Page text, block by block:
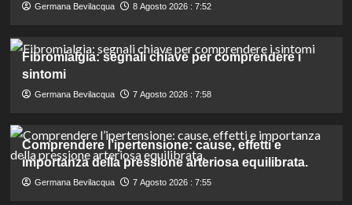
Germana Bevilacqua 8 Agosto 2026 : 7:52
Fibromialgia: segnali chiave per comprendere i
sintomi
Germana Bevilacqua 7 Agosto 2026 : 7:58
Comprendere l’ipertensione: cause, effetti e
importanza della pressione arteriosa equilibrata.
Germana Bevilacqua 7 Agosto 2026 : 7:55